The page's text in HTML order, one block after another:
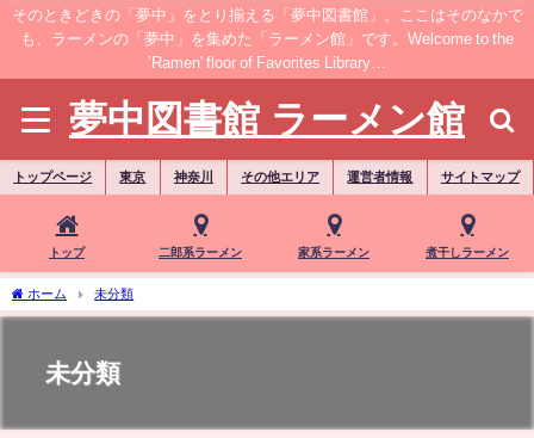
そのときどきの「夢中」をとり揃える「夢中図書館」。ここはそのなかで
も、ラーメンの「夢中」を集めた「ラーメン館」です。Welcome to the
’Ramen' floor of Favorites Library…
夢中図書館 ラーメン館
トップページ 東京 神奈川 その他エリア 運営者情報 サイトマップ
トップ 二郎系ラーメン 家系ラーメン 煮干しラーメン
ホーム 未分類
未分類